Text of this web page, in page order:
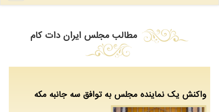
مطالب مجلس ایران دات كام
واکنش یک نماینده مجلس به توافق سه جانبه مکه